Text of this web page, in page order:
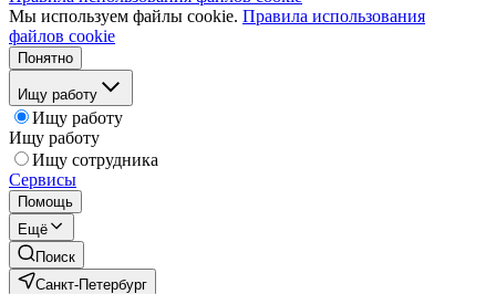
Мы используем файлы cookie. Правила использования
файлов cookie
Понятно
Ищу работу
Ищу работу
Ищу работу
Ищу сотрудника
Сервисы
Помощь
Ещё
Поиск
Санкт-Петербург